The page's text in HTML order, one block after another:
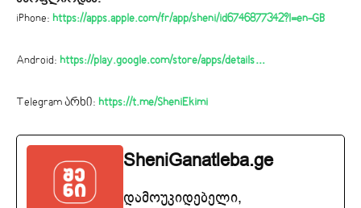
iPhone: https://apps.apple.com/fr/app/sheni/id6746877342?l=en-GB
Android: https://play.google.com/store/apps/details…
Telegram არხი: https://t.me/SheniEkimi
SheniGanatleba.ge
დამოუკიდებელი,